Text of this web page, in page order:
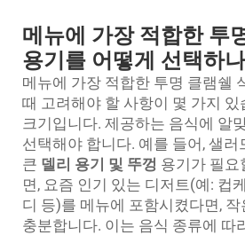
메뉴에 가장 적합한 투
용기를 어떻게 선택하
메뉴에 가장 적합한 투명 클램쉘
때 고려해야 할 사항이 몇 가지 있
크기입니다. 제공하는 음식에 알
선택해야 합니다. 예를 들어, 샐러
큰 델리 용기 및 뚜껑 용기가 필요
면, 요즘 인기 있는 디저트(예: 컵
디 등)를 메뉴에 포함시켰다면,
충분합니다. 이는 음식 종류에 따